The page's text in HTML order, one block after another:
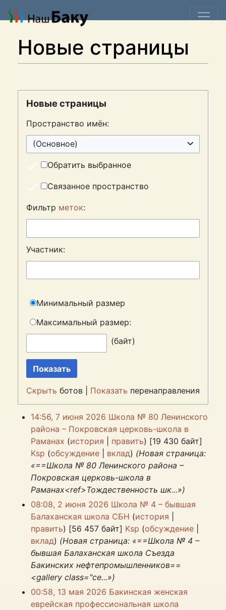
Новые страницы
Новые страницы
Пространство имён:
(Основное)
Обратить выбранное
Связанное пространство
Фильтр меток:
Участник:
Минимальный размер
Максимальный размер:
(байт)
Показать
Скрыть ботов | Показать перенаправления
14:56, 7 июня 2026 Школа № 80 Ленинского
района – Покровская церковь-школа в
Раманах (история править) ‎ [19 430 байт]
Ksp (обсуждение| вклад) (Новая страница:
«==Школа № 80 Ленинского района –
Покровская церковь-школа в
Раманах<ref>Тождественность шк...»)
08:08, 2 июня 2026 Школа № 4 – бывшая
Балаханская школа СБН (история
править) ‎ [56 457 байт] Ksp (обсуждение|
вклад) (Новая страница: «==Школа № 4 –
бывшая Балаханская школа Съезда
Бакинских нефтепромышленников==
<gallery class="ce...»)
00:58, 13 мая 2026 Бакинская женская
еврейская профессиональная школа